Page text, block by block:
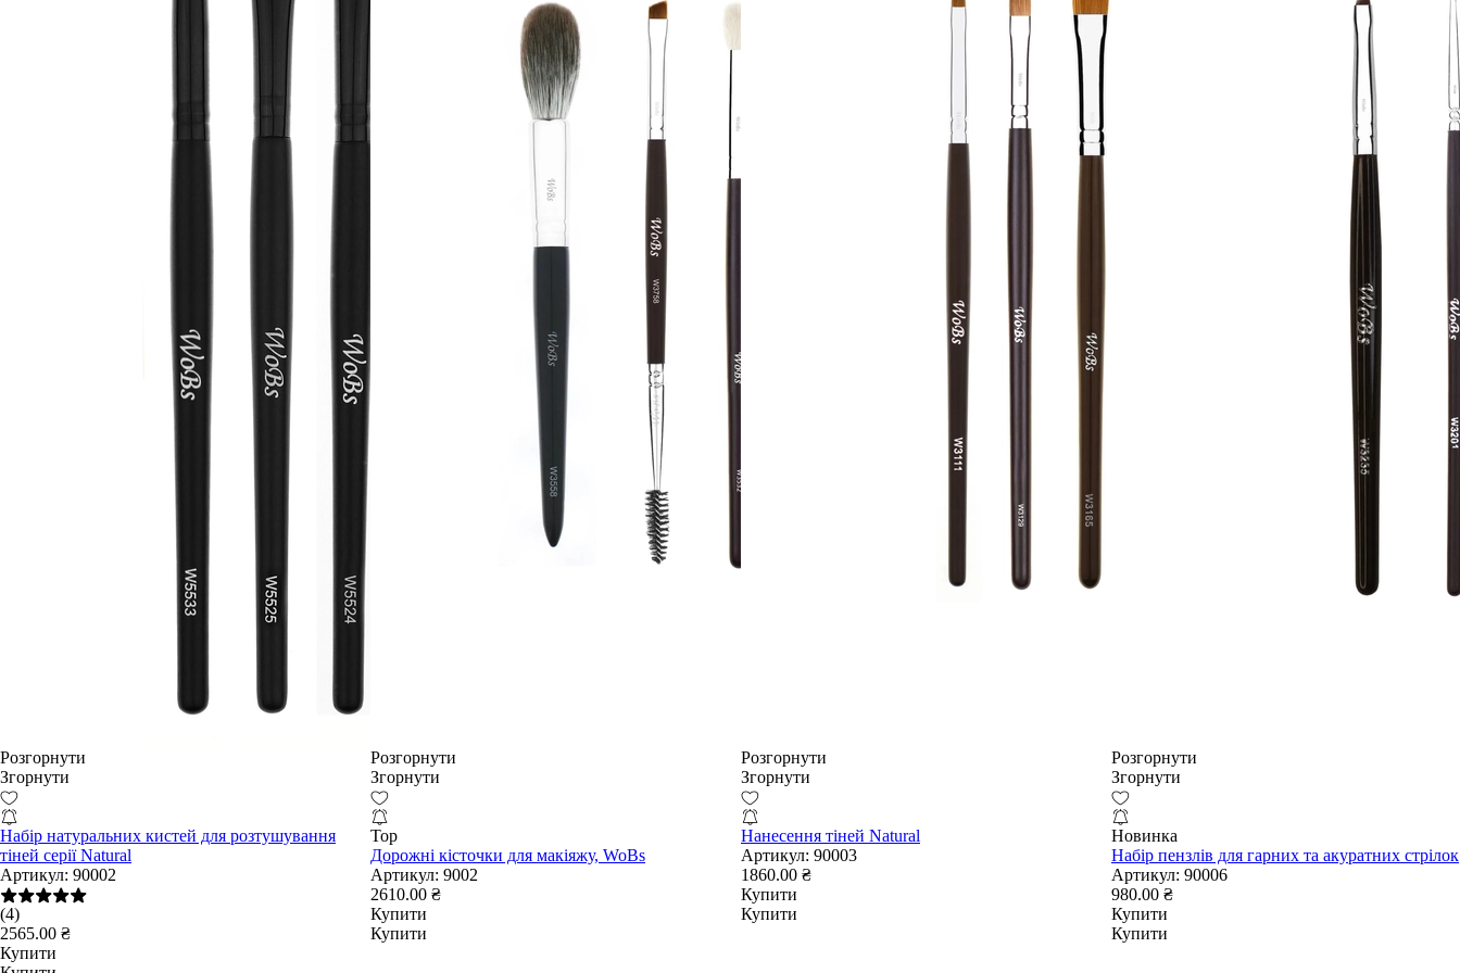
Розгорнути
Згорнути
Набір натуральних кистей для розтушування
тіней серії Natural
Артикул: 90002
(4)
2565.00 ₴
Купити
Розгорнути
Згорнути
Top
Дорожні кісточки для макіяжу, WoBs
Артикул: 9002
2610.00 ₴
Купити
Купити
Розгорнути
Згорнути
Нанесення тіней Natural
Артикул: 90003
1860.00 ₴
Купити
Купити
Розгорнути
Згорнути
Новинка
Набір пензлів для гарних та акуратних стрілок
Артикул: 90006
980.00 ₴
Купити
Купити